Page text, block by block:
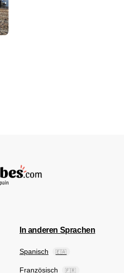
In anderen Sprachen
Spanisch 🇪🇦
Französisch 🇫🇷